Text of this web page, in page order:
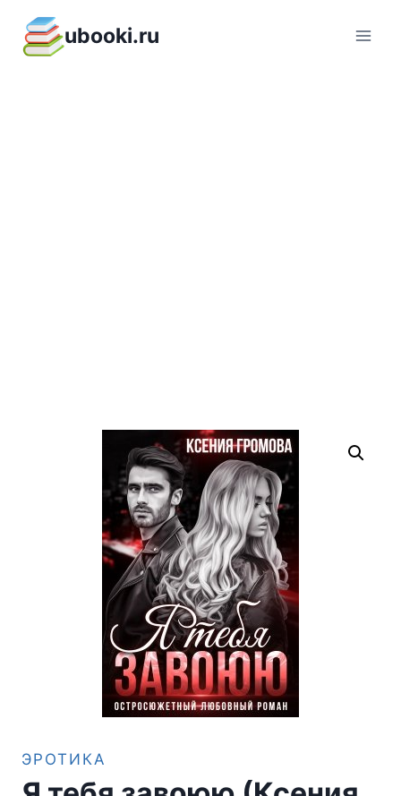
содержимому
ubooki.ru
ЭРОТИКА